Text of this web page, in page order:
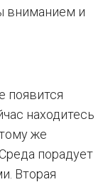
вниманием и
появится
находитесь
же
порадует
Вторая